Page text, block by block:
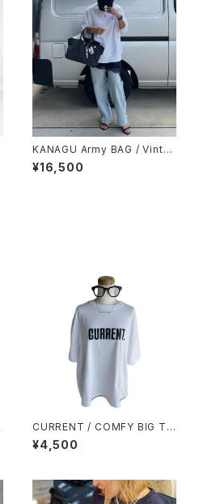
KANAGU Army BAG / Vinta
ge Black / Fitness & logo c
harm
¥16,500
CURRENT / COMFY BIG TE
E / WHITE
¥4,500